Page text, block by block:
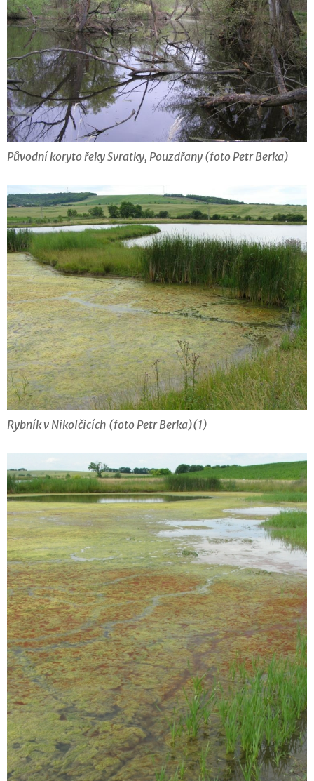
Původní koryto řeky Svratky, Pouzdřany (foto Petr Berka)
Rybník v Nikolčicích (foto Petr Berka)(1)